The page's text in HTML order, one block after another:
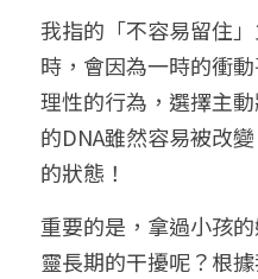
我指的「不容易留住
時，會因為一時的衝
理性的行為，選擇主
的DNA雖然容易被改
的狀態！
重要的是，拿過小孩
靈長期的干擾呢？根